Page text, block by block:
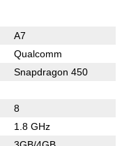
A7
Qualcomm
Snapdragon 450
8
1.8 GHz